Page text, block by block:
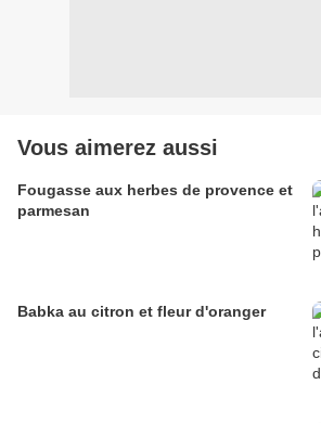
Vous aimerez aussi
Fougasse aux herbes de provence et
parmesan
Babka au citron et fleur d'oranger